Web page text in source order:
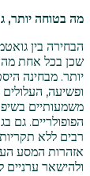
מה בטוחה יותר,
הבחירה בין
שכן בכל אחת
יותר. מבחינה
ופשיעה,
משמעותיים
הפופולריים. גם
רבים ללא
אזהרות המסע
ולהישאר ערניים